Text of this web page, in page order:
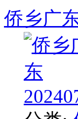
侨乡广